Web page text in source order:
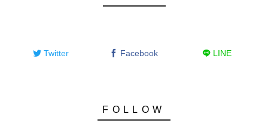
Twitter Facebook LINE